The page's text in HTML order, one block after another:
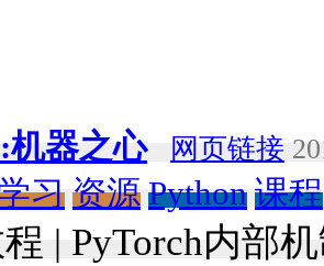
机器之心 网页链接
习 资源 Python 课程
程 | PyTorch内部